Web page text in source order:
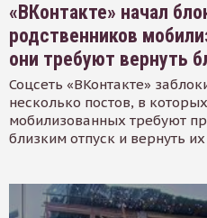
«ВКонтакте» начал
родственников
они требуют вернуть
Соцсеть «ВКонтакте»
несколько постов, в
мобилизованных требуют
близким отпуск и вернуть